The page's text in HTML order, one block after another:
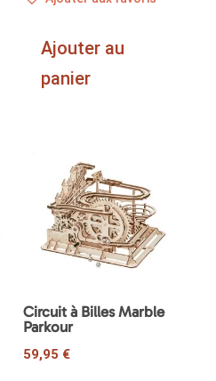
Ajouter au
panier
Circuit à Billes Marble
Parkour
59,95 €